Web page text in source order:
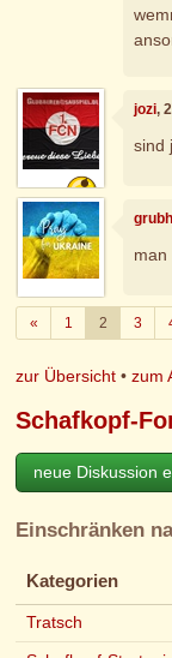
jozi,
sind
man
«Zurück
1 2 3
zur Übersicht •zum
Schafkopf-
neue Diskussion
Einschränken
Kategorien
Tratsch